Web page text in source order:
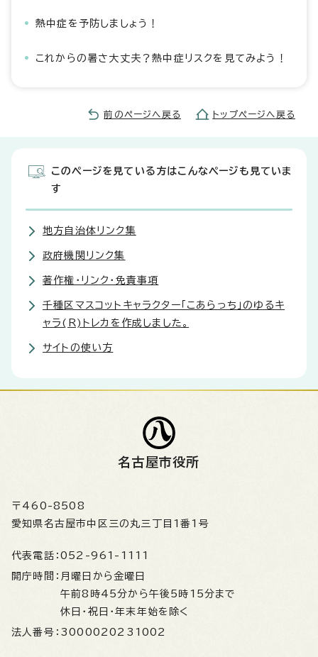
熱中症を予防しましょう！
これからの暑さ大丈夫？熱中症リスクを見てみよう！
前のページへ戻る トップページへ戻る
このページを見ている方はこんなページも見ていま
す
地方自治体リンク集
政府機関リンク集
著作権・リンク・免責事項
千種区マスコットキャラクター「こあらっち」のゆるキ
ャラ(R)トレカを作成しました。
サイトの使い方
名古屋市役所
〒460-8508
愛知県名古屋市中区三の丸三丁目1番1号
代表電話： 052-961-1111
開庁時間： 月曜日から金曜日
午前8時45分から午後5時15分まで
休日・祝日・年末年始を除く
法人番号： 3000020231002